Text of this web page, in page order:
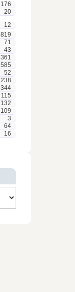
176
20
12
819
71
43
361
585
52
238
344
115
132
109
3
64
16